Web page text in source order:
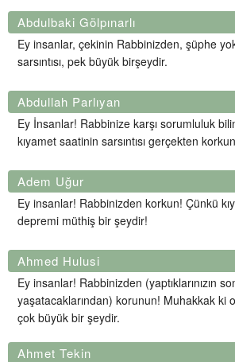
Abdulbaki Gölpınarlı
Ey insanlar, çekinin Rabbinizden, şüphe
sarsıntısı, pek büyük birşeydir.
Abdullah Parlıyan
Ey İnsanlar! Rabbinize karşı sorumluluk
kıyamet saatinin sarsıntısı gerçekten
Adem Uğur
Ey insanlar! Rabbinizden korkun! Çünkü
depremi müthiş bir şeydir!
Ahmed Hulusi
Ey insanlar! Rabbinizden (yaptıklarınızın
yaşatacaklarından) korunun! Muhakkak ki
çok büyük bir şeydir.
Ahmet Tekin